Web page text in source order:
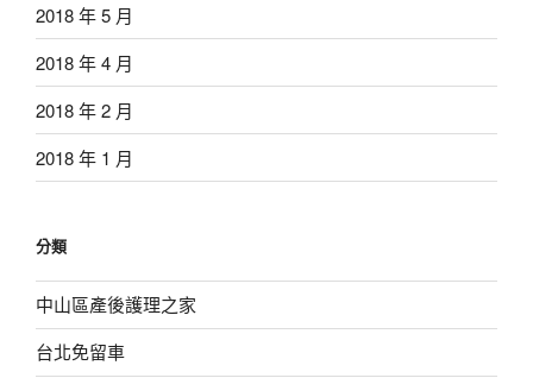
2018 年 5 月
2018 年 4 月
2018 年 2 月
2018 年 1 月
分類
中山區產後護理之家
台北免留車